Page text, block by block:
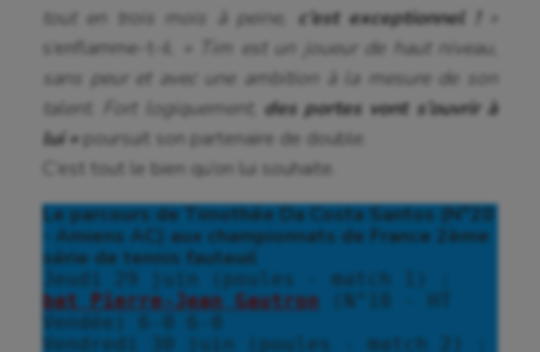
tout en trois mois à peine, c’est exceptionnel !»
s’enflamme-t-il.
« Tim est un joueur de haut niveau,
sans peur et avec une ambition à la mesure de son
talent. Fort logiquement, des portes vont s’ouvrir à
lui » poursuit son partenaire de double.
C’est tout le bien qu’on lui souhaite.
Le parcours de Timothée Da Costa Santos (N°20
- Amiens AC) aux championnats de France 2ème
série de tennis fauteuil
bat Pierre-Jean Gautron (N°18 - HT
Vendée) 6-0 6-0